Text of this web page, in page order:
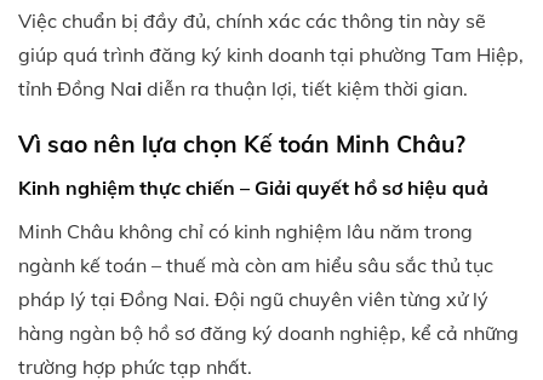
Việc chuẩn bị đầy đủ, chính xác các thông tin này sẽ
giúp quá trình đăng ký kinh doanh tại phường Tam Hiệp,
tỉnh Đồng Nai diễn ra thuận lợi, tiết kiệm thời gian.
Vì sao nên lựa chọn Kế toán Minh Châu?
Kinh nghiệm thực chiến – Giải quyết hồ sơ hiệu quả
Minh Châu không chỉ có kinh nghiệm lâu năm trong
ngành kế toán – thuế mà còn am hiểu sâu sắc thủ tục
pháp lý tại Đồng Nai. Đội ngũ chuyên viên từng xử lý
hàng ngàn bộ hồ sơ đăng ký doanh nghiệp, kể cả những
trường hợp phức tạp nhất.